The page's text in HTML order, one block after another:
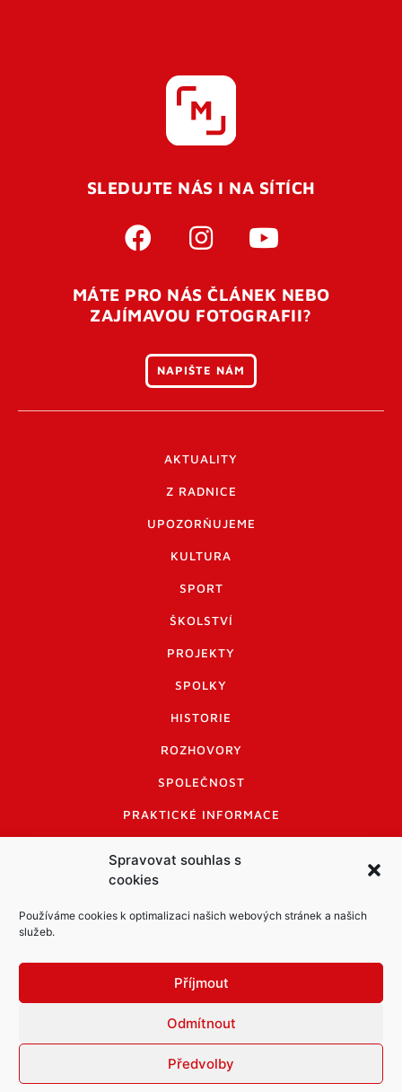
Spravovat souhlas s
cookies
Používáme cookies k optimalizaci našich webových stránek a našich
služeb.
Příjmout
Odmítnout
Předvolby
SLEDUJTE NÁS I NA SÍTÍCH
MÁTE PRO NÁS ČLÁNEK NEBO
ZAJÍMAVOU FOTOGRAFII?
NAPIŠTE NÁM
AKTUALITY
Z RADNICE
UPOZORŇUJEME
KULTURA
SPORT
ŠKOLSTVÍ
PROJEKTY
SPOLKY
HISTORIE
ROZHOVORY
SPOLEČNOST
PRAKTICKÉ INFORMACE
INFORMACE A KODEX DISKUTUJÍCÍCH
LOGO A LOGO MANUÁL
Informace o zpracování osobních údajů